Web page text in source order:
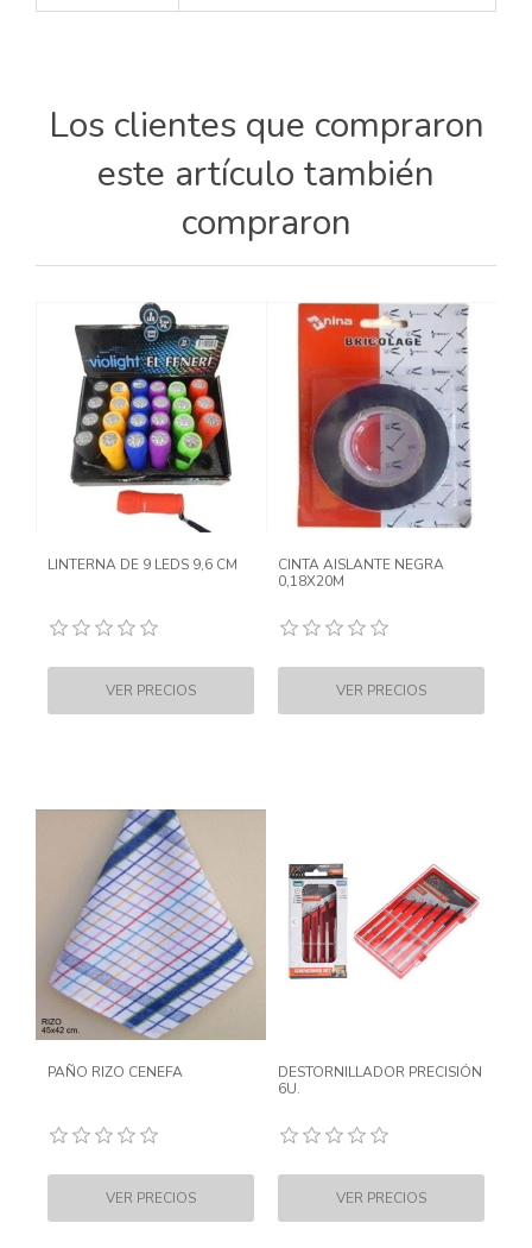
Los clientes que compraron
este artículo también
compraron
LINTERNA DE 9 LEDS 9,6 CM
CINTA AISLANTE NEGRA
0,18X20M
PAÑO RIZO CENEFA
DESTORNILLADOR PRECISIÓN
6U.